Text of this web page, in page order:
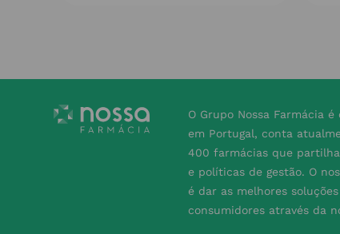
O Grupo Nossa Farmácia
em Portugal, conta
400 farmácias que
e políticas de gestão. O
é dar as melhores
consumidores através da